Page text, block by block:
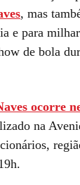
, mas
e para
de bola
ocorre
na